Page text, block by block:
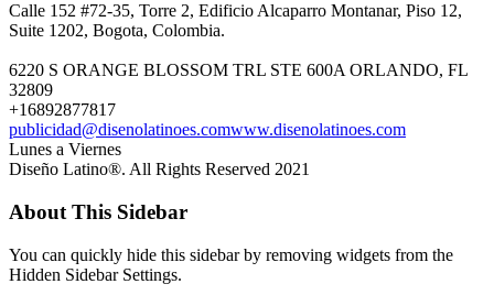
Calle 152 #72-35, Torre 2, Edificio Alcaparro Montanar, Piso 12,
Suite 1202, Bogota, Colombia.
6220 S ORANGE BLOSSOM TRL STE 600A ORLANDO, FL
32809
+16892877817
publicidad@disenolatinoes.comwww.disenolatinoes.com
Lunes a Viernes
Diseño Latino®. All Rights Reserved 2021
About This Sidebar
You can quickly hide this sidebar by removing widgets from the
Hidden Sidebar Settings.